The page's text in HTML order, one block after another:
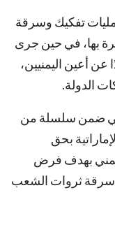
تفكيك وسرقة
بها، في حين جرى
عن أعين اليمنيين،
الدولة.
ضمن سلسلة من
بحق
بهدف فرض
سرقة ثروات الشعب